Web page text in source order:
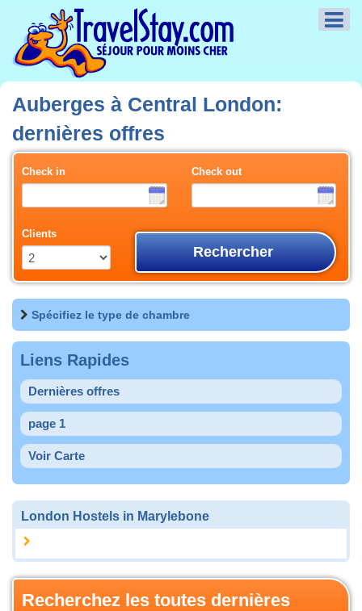
Liens Rapides
Dernières offres
page 1
Voir Carte
London Hostels in Marylebone
Recherchez les toutes dernières
Auberges à Central London:
dernières offres
Check in Check out
Clients
Rechercher
Spécifiez le type de chambre